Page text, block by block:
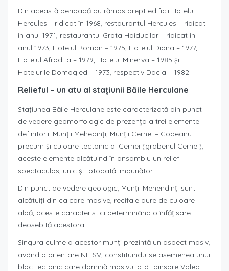
Din această perioadă au rămas drept edificii Hotelul
Hercules – ridicat în 1968, restaurantul Hercules – ridicat
în anul 1971, restaurantul Grota Haiducilor – ridicat în
anul 1973, Hotelul Roman – 1975, Hotelul Diana – 1977,
Hotelul Afrodita – 1979, Hotelul Minerva – 1985 şi
Hotelurile Domogled – 1973, respectiv Dacia – 1982.
Relieful – un atu al stațiunii Băile Herculane
Stațiunea Băile Herculane este caracterizată din punct
de vedere geomorfologic de prezenţa a trei elemente
definitorii: Munţii Mehedinţi, Munţii Cernei – Godeanu
precum şi culoare tectonic al Cernei (grabenul Cernei),
aceste elemente alcătuind în ansamblu un relief
spectaculos, unic şi totodată impunător.
Din punct de vedere geologic, Munţii Mehendinţi sunt
alcătuiţi din calcare masive, recifale dure de culoare
albă, aceste caracteristici determinând o înfăţisare
deosebită acestora.
Singura culme a acestor munţi prezintă un aspect masiv,
având o orientare NE-SV, constituindu-se asemenea unui
bloc tectonic care domină masivul atât dinspre Valea